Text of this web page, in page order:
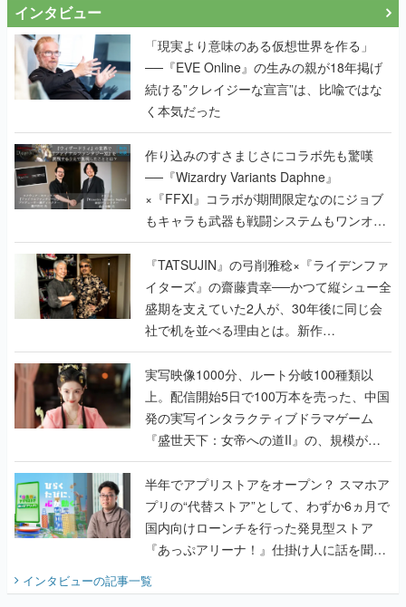
インタビュー
「現実より意味のある仮想世界を作る」
──『EVE Online』の生みの親が18年掲げ
続ける”クレイジーな宣言”は、比喩ではな
く本気だった
作り込みのすさまじさにコラボ先も驚嘆
──『Wizardry Variants Daphne』
×『FFXI』コラボが期間限定なのにジョブ
もキャラも武器も戦闘システムもワンオフ
で作り込まれた理由を両ディレクターに聞
く
『TATSUJIN』の弓削雅稔×『ライデンファ
イターズ』の齋藤貴幸──かつて縦シュー全
盛期を支えていた2人が、30年後に同じ会
社で机を並べる理由とは。新作
『TATSUJIN EXTREME』で初タッグを組
んだレジェンド2人に訊く開発秘話
実写映像1000分、ルート分岐100種類以
上。配信開始5日で100万本を売った、中国
発の実写インタラクティブドラマゲーム
『盛世天下：女帝への道II』の、規模が違
うこだわりをプロデューサーに聞いた
半年でアプリストアをオープン？ スマホア
プリの“代替ストア”として、わずか6ヵ月で
国内向けローンチを行った発見型ストア
『あっぷアリーナ！』仕掛け人に話を聞い
インタビューの記事一覧